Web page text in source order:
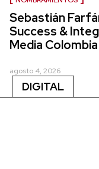
Sebastián
Success &
Media Colombia
agosto 4, 2026
DIGITAL